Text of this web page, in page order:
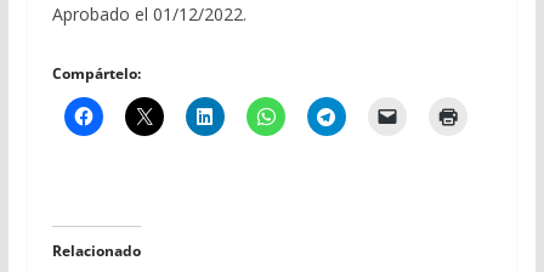
Aprobado el 01/12/2022.
Compártelo:
Relacionado